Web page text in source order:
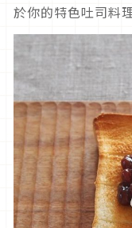
於你的特色吐司料